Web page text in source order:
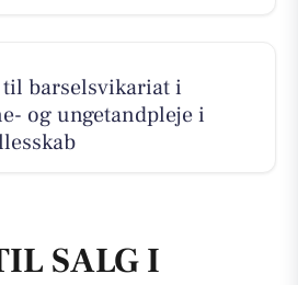
barselsvikariat i
og ungetandpleje i
SALG I